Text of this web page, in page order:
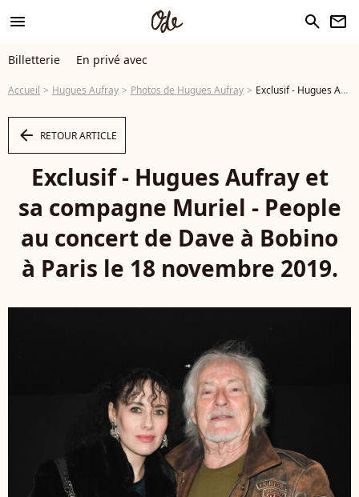
menu search newsletter
Billetterie En privé avec
Accueil Hugues Aufray Photos de Hugues Aufray Exclusif - Hugues Aufray et sa compagne Muriel - People au concert de Dave à Bobino à Paris le 18 novembre 2019. © Coadic Guirec/Bestimage - Photo
arrow_left RETOUR ARTICLE
Exclusif - Hugues Aufray et
sa compagne Muriel - People
au concert de Dave à Bobino
à Paris le 18 novembre 2019.